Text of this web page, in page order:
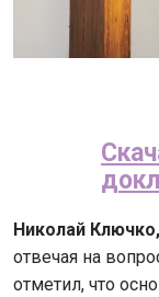
Николай Ключко,
отвечая на
отметил, что